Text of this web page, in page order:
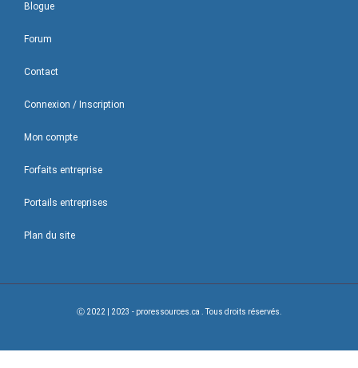
Blogue
Forum
Contact
Connexion / Inscription
Mon compte
Forfaits entreprise
Portails entreprises
Plan du site
Ⓒ 2022 | 2023 - proressources.ca . Tous droits réservés.